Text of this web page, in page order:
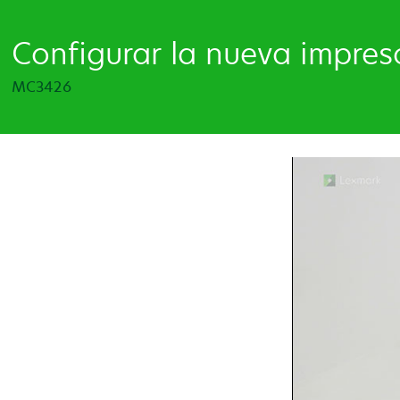
Configurar la nueva
MC3426